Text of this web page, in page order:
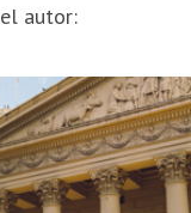
autor: